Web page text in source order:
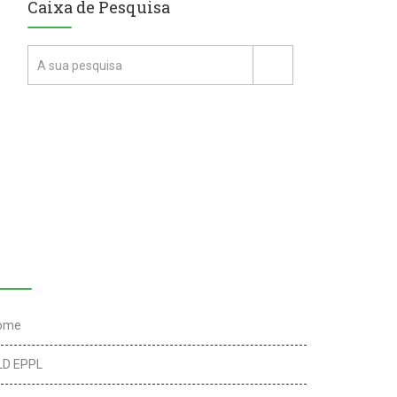
Caixa de Pesquisa
EPPL